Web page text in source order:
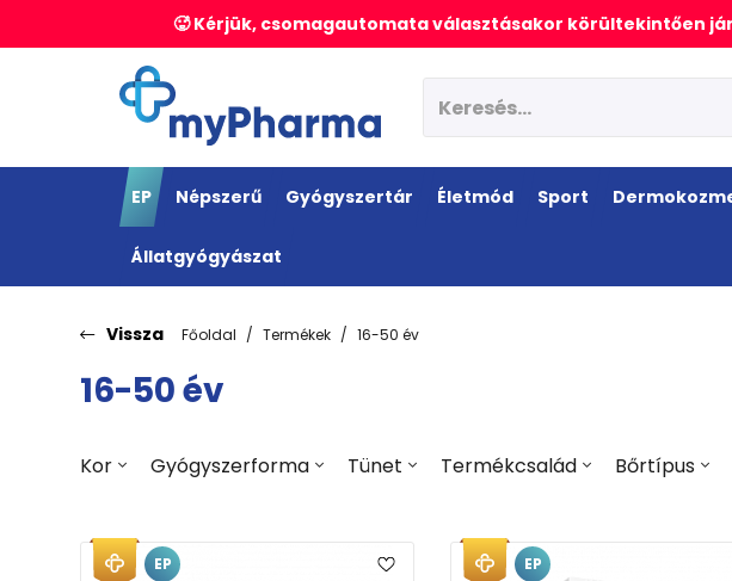
🥵 Kérjük, csomagautomata választásakor körültekintően
EP Népszerű Gyógyszertár Életmód Sport
Állatgyógyászat
Vissza Főoldal Termékek 16-50 év
16-50 év
Kor Gyógyszerforma Tünet Termékcsalád Bőrtípus
EP EP